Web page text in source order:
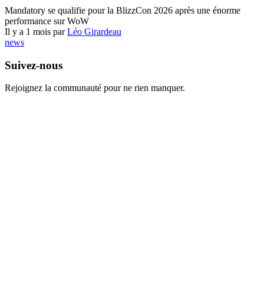
Mandatory se qualifie pour la BlizzCon 2026 après une énorme
performance sur WoW
Il y a 1 mois parLéo Girardeau
news
Suivez-nous
Rejoignez la communauté pour ne rien manquer.